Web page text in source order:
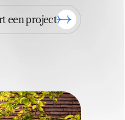
een project